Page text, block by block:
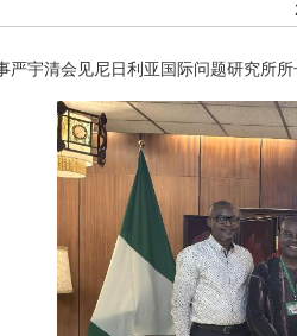
严宇清会见尼日利亚国际问题研究所